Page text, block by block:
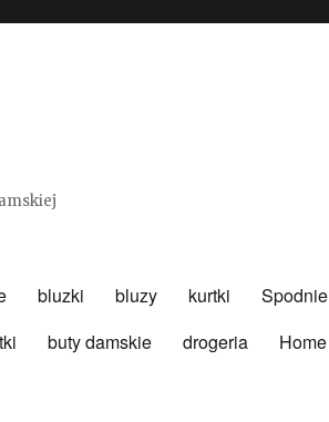
bluzki bluzy kurtki Spodnie
buty damskie drogeria Home